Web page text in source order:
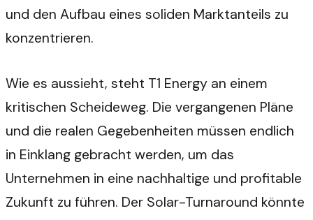
und den Aufbau eines soliden Marktanteils zu
konzentrieren.
Wie es aussieht, steht T1 Energy an einem
kritischen Scheideweg. Die vergangenen Pläne
und die realen Gegebenheiten müssen endlich
in Einklang gebracht werden, um das
Unternehmen in eine nachhaltige und profitable
Zukunft zu führen. Der Solar-Turnaround könnte